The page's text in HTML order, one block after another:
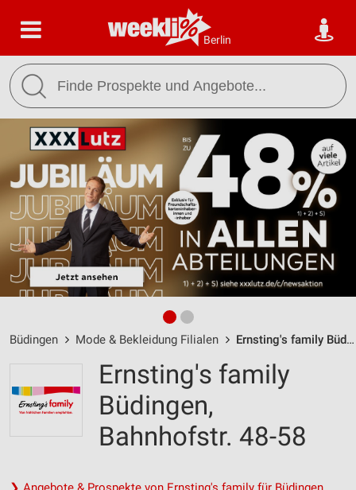
Berlin
Büdingen Mode & Bekleidung Filialen Ernsting's family Büdingen / Bahnhofstr. 48-58 - Öffnungszeiten & Adresse
Ernsting's family
Büdingen,
Bahnhofstr. 48-58